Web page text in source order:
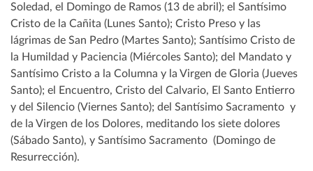
Soledad, el Domingo de Ramos (13 de abril); el Santísimo
Cristo de la Cañita (Lunes Santo); Cristo Preso y las
lágrimas de San Pedro (Martes Santo); Santísimo Cristo de
la Humildad y Paciencia (Miércoles Santo); del Mandato y
Santísimo Cristo a la Columna y la Virgen de Gloria (Jueves
Santo); el Encuentro, Cristo del Calvario, El Santo Entierro
y del Silencio (Viernes Santo); del Santísimo Sacramento y
de la Virgen de los Dolores, meditando los siete dolores
(Sábado Santo), y Santísimo Sacramento (Domingo de
Resurrección).